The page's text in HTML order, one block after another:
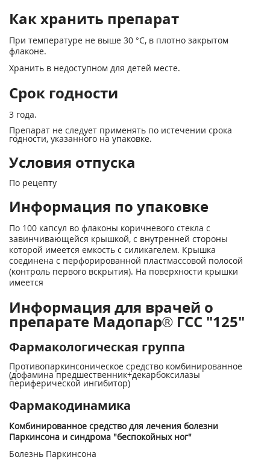
Как хранить препарат
При температуре не выше 30 °С, в плотно закрытом
флаконе.
Хранить в недоступном для детей месте.
Срок годности
3 года.
Препарат не следует применять по истечении срока
годности, указанного на упаковке.
Условия отпуска
По рецепту
Информация по упаковке
По 100 капсул во флаконы коричневого стекла с
завинчивающейся крышкой, с внутренней стороны
которой имеется емкость с силикагелем. Крышка
соединена с перфорированной пластмассовой полосой
(контроль первого вскрытия). На поверхности крышки
имеется
Информация для врачей о
препарате Мадопар® ГСС "125"
Фармакологическая группа
Противопаркинсоническое средство комбинированное
(дофамина предшественник+декарбоксилазы
периферической ингибитор)
Фармакодинамика
Комбинированное средство для лечения болезни
Паркинсона и синдрома "беспокойных ног"
Болезнь Паркинсона